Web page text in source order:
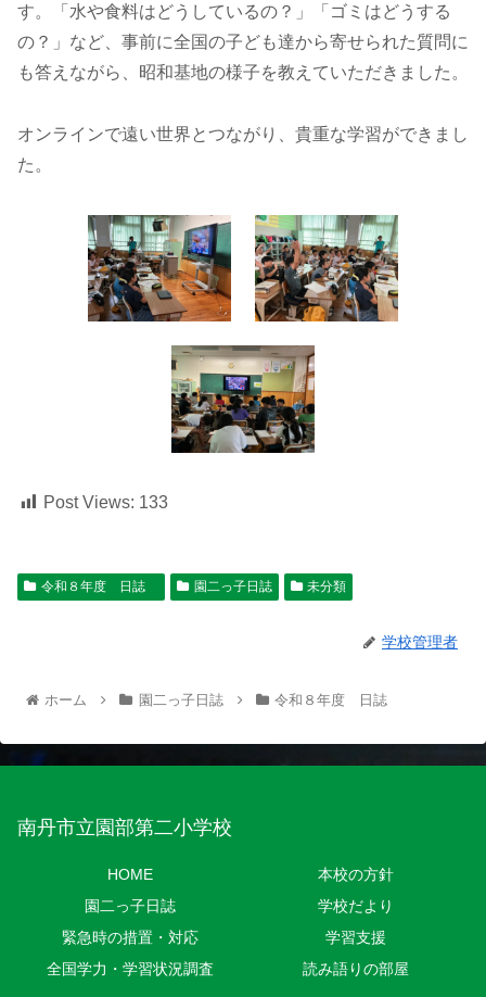
す。「水や食料はどうしているの？」「ゴミはどうする
の？」など、事前に全国の子ども達から寄せられた質問に
も答えながら、昭和基地の様子を教えていただきました。
オンラインで遠い世界とつながり、貴重な学習ができまし
た。
Post Views: 133
令和８年度 日誌 園二っ子日誌 未分類
学校管理者
ホーム 園二っ子日誌 令和８年度 日誌
南丹市立園部第二小学校
HOME
本校の方針
園二っ子日誌
学校だより
緊急時の措置・対応
学習支援
全国学力・学習状況調査
読み語りの部屋